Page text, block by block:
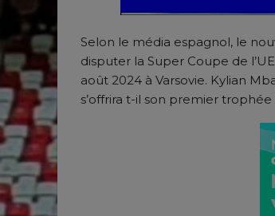
Selon le média espagnol, le
disputer la Super Coupe de
août 2024 à Varsovie. Kylian
s’offrira t-il son premier trophée